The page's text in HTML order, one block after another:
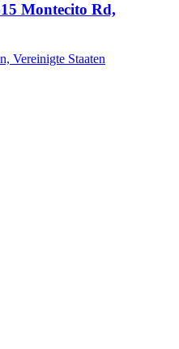
Montecito Rd,
Vereinigte Staaten